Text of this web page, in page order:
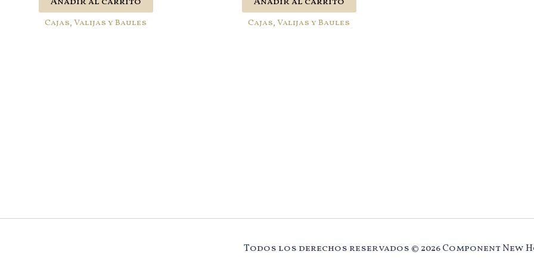
Cajas, Valijas y Baules Cajas, Valijas y Baules
Todos los derechos reservados © 2026 Component New